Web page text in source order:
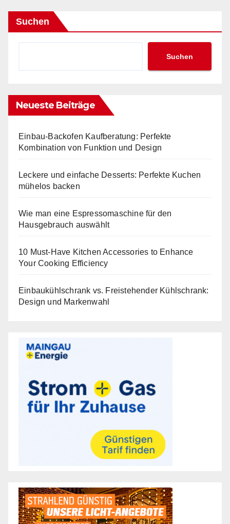
Suchen
Suchen
Neueste Beiträge
Einbau-Backofen Kaufberatung: Perfekte
Kombination von Funktion und Design
Leckere und einfache Desserts: Perfekte Kuchen
mühelos backen
Wie man eine Espressomaschine für den
Hausgebrauch auswählt
10 Must-Have Kitchen Accessories to Enhance
Your Cooking Efficiency
Einbaukühlschrank vs. Freistehender Kühlschrank:
Design und Markenwahl